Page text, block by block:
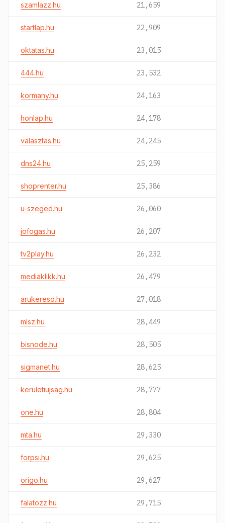
szamlazz.hu 21,659
startlap.hu 22,909
oktatas.hu 23,015
444.hu 23,532
kormany.hu 24,163
honlap.hu 24,178
valasztas.hu 24,245
dns24.hu 25,259
shoprenter.hu 25,386
u-szeged.hu 26,060
jofogas.hu 26,207
tv2play.hu 26,232
mediaklikk.hu 26,479
arukereso.hu 27,018
mlsz.hu 28,449
bisnode.hu 28,505
sigmanet.hu 28,625
keruletiujsag.hu 28,777
one.hu 28,804
mta.hu 29,330
forpsi.hu 29,625
origo.hu 29,627
falatozz.hu 29,715